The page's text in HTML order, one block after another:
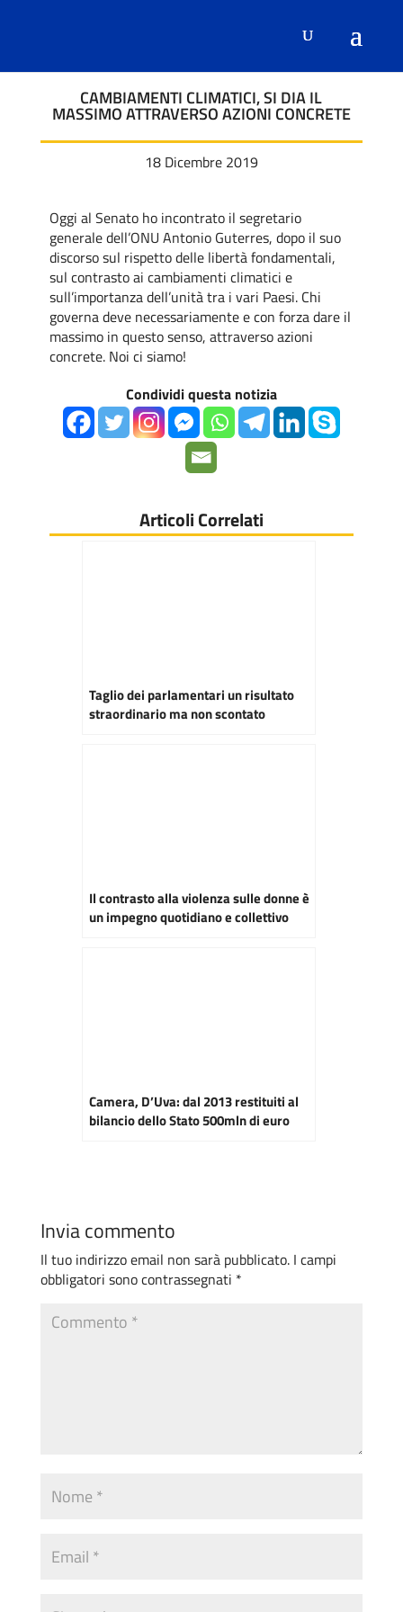
CAMBIAMENTI CLIMATICI, SI DIA IL
MASSIMO ATTRAVERSO AZIONI CONCRETE
18 Dicembre 2019
Oggi al Senato ho incontrato il segretario
generale dell’ONU Antonio Guterres, dopo il suo
discorso sul rispetto delle libertà fondamentali,
sul contrasto ai cambiamenti climatici e
sull’importanza dell’unità tra i vari Paesi. Chi
governa deve necessariamente e con forza dare il
massimo in questo senso, attraverso azioni
concrete. Noi ci siamo!
Condividi questa notizia
Articoli Correlati
Taglio dei parlamentari un risultato
straordinario ma non scontato
Il contrasto alla violenza sulle donne è
un impegno quotidiano e collettivo
Camera, D’Uva: dal 2013 restituiti al
bilancio dello Stato 500mln di euro
Invia commento
Il tuo indirizzo email non sarà pubblicato. I campi
obbligatori sono contrassegnati *